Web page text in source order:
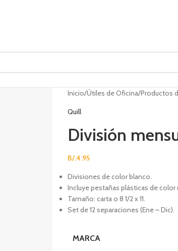
Inicio Útiles de Oficina Productos
Quill
División
B/.4.95
Divisiones de color blanco.
Incluye pestañas plásticas de color
Tamaño: carta o 8 1/2 x 11.
Set de 12 separaciones (Ene – Dic).
MARCA